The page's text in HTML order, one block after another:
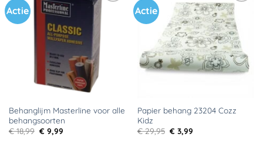
Actie
Toevoegen
Behanglijm Masterline voor alle
behangsoorten
€18,99 Oorspronkelijke
prijs
€ 9,99Huidige
Actie
Toevoegen
aan
verlanglijst
Papier behang 23204 Cozz
Kidz
€29,95 Oorspronkelijke
prijs
€ 3,99Huidige